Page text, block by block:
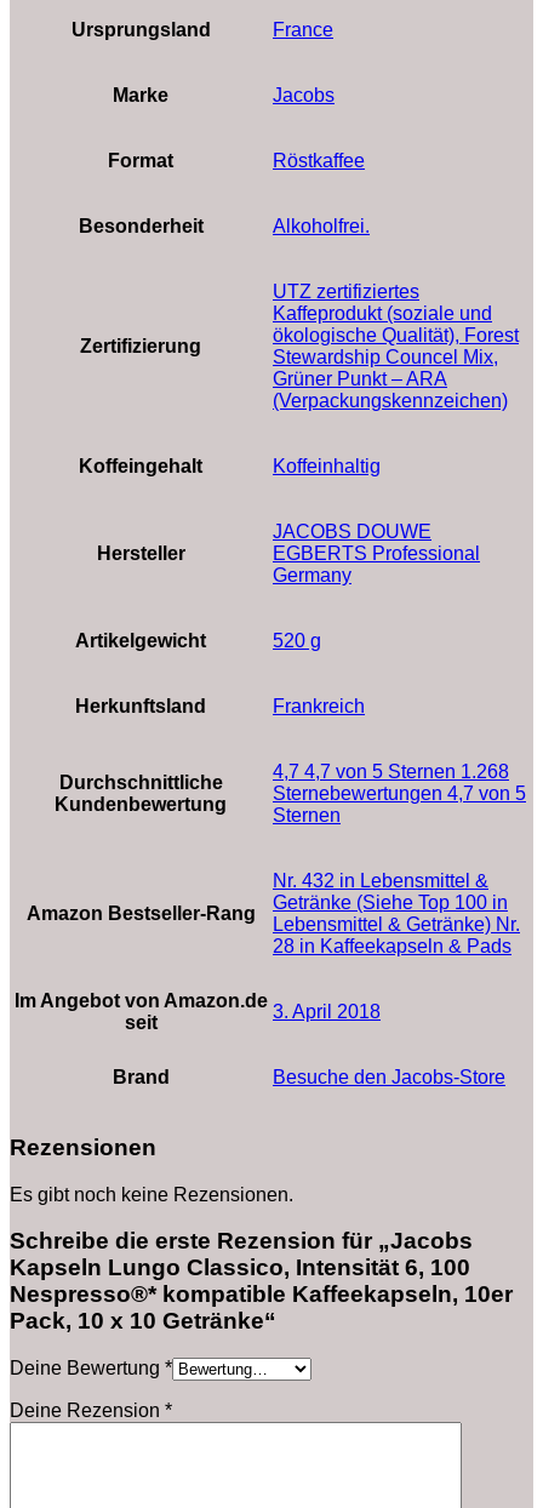
Ursprungsland ‎France
Marke ‎Jacobs
Format ‎Röstkaffee
Besonderheit ‎Alkoholfrei.
Zertifizierung
‎UTZ zertifiziertes
Kaffeprodukt (soziale und
ökologische Qualität), Forest
Stewardship Councel Mix,
Grüner Punkt – ARA
(Verpackungskennzeichen)
Koffeingehalt ‎Koffeinhaltig
Hersteller
‎JACOBS DOUWE
EGBERTS Professional
Germany
Artikelgewicht ‎520 g
Herkunftsland ‎Frankreich
Durchschnittliche
Kundenbewertung
4,7 4,7 von 5 Sternen 1.268
Sternebewertungen 4,7 von 5
Sternen
Amazon Bestseller-Rang
Nr. 432 in Lebensmittel &
Getränke (Siehe Top 100 in
Lebensmittel & Getränke) Nr.
28 in Kaffeekapseln & Pads
Im Angebot von Amazon.de
seit
3. April 2018
Brand Besuche den Jacobs-Store
Rezensionen
Es gibt noch keine Rezensionen.
Schreibe die erste Rezension für „Jacobs
Kapseln Lungo Classico, Intensität 6, 100
Nespresso®* kompatible Kaffeekapseln, 10er
Pack, 10 x 10 Getränke“
Deine Bewertung *
Deine Rezension *